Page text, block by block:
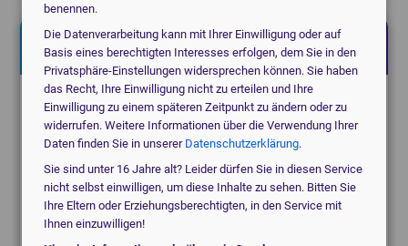
Jetzt kostenlos anfragen!
Suchen Sie für eine Praxis, eine Klinik oder ein
MVZ?
medical_servicesPraxis
benennen.
Die Datenverarbeitung kann mit Ihrer Einwilligung oder auf
Basis eines berechtigten Interesses erfolgen, dem Sie in den
Privatsphäre-Einstellungen widersprechen können. Sie haben
das Recht, Ihre Einwilligung nicht zu erteilen und Ihre
Einwilligung zu einem späteren Zeitpunkt zu ändern oder zu
widerrufen. Weitere Informationen über die Verwendung Ihrer
Daten finden Sie in unserer Datenschutzerklärung.
Sie sind unter 16 Jahre alt? Leider dürfen Sie in diesen Service
nicht selbst einwilligen, um diese Inhalte zu sehen. Bitten Sie
Ihre Eltern oder Erziehungsberechtigten, in den Service mit
Ihnen einzuwilligen!